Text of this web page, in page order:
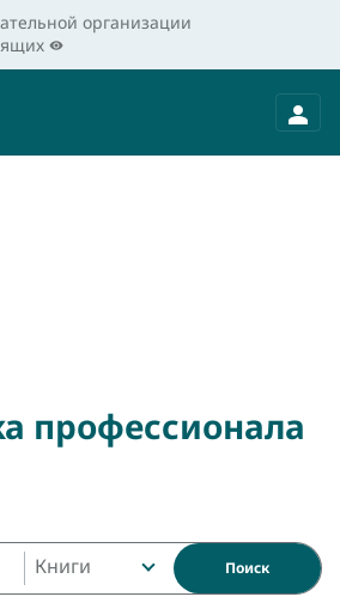
организации
профессионала
Книги Поиск